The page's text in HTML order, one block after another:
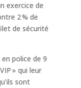
exercice de
2 % de
de sécurité
police de 9
» qui leur
sont